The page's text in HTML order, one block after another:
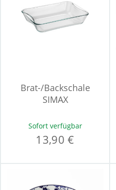
Brat-/Backschale
SIMAX
Sofort verfügbar
13,90 €